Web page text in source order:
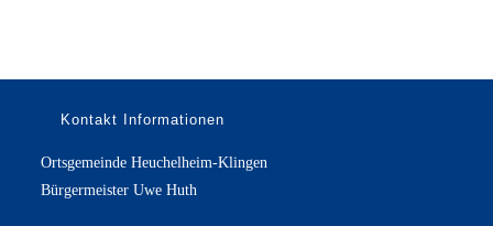
Kontakt Informationen
Ortsgemeinde Heuchelheim-Klingen
Bürgermeister Uwe Huth